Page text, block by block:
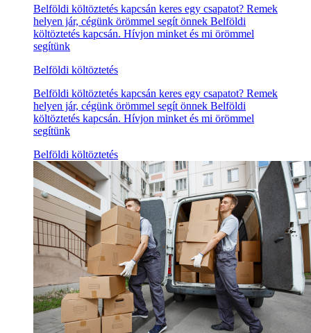
Belföldi költöztetés kapcsán keres egy csapatot? Remek
helyen jár, cégünk örömmel segít önnek Belföldi
költöztetés kapcsán. Hívjon minket és mi örömmel
segítünk
Belföldi költöztetés
Belföldi költöztetés kapcsán keres egy csapatot? Remek
helyen jár, cégünk örömmel segít önnek Belföldi
költöztetés kapcsán. Hívjon minket és mi örömmel
segítünk
Belföldi költöztetés